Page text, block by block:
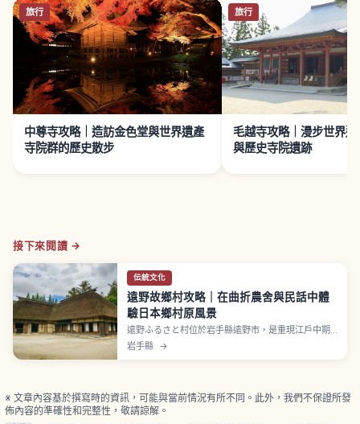
旅行
中尊寺攻略｜造訪金色堂與世界遺產
寺院群的歷史散步
旅行
毛越寺攻略｜漫步世界
與歷史寺院遺跡
接下來閱讀 →
伝統文化
遠野故鄉村攻略｜在曲折農舍與民話中體
驗日本鄉村原風景
遠野ふるさと村位於岩手縣遠野市，是重現江戶中期
到明治中期農村風景的體驗型設施。園內保存遷建7棟
「南部曲家」傳統民家。柳田國男《遠野物語》發祥
岩手縣 →
※ 文章內容基於撰寫時的資訊，可能與當前情況有所不同。此外，我們不保證所發
佈內容的準確性和完整性，敬請諒解。